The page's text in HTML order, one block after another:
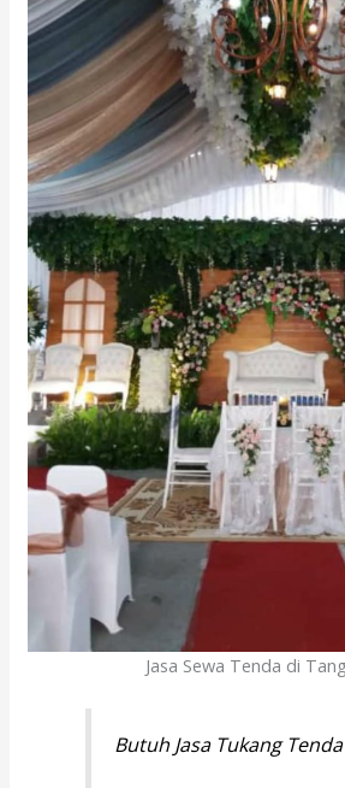
Jasa Sewa Tenda di
Butuh Jasa Tukang Tenda